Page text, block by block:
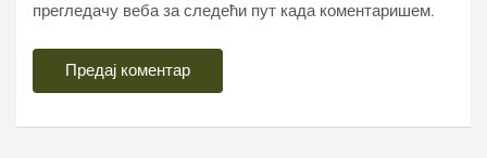
прегледачу веба за следећи пут када коментаришем.